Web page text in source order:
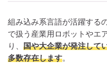
組み込み系言語が活躍する
で扱う産業用ロボットやエ
り、 国や大企業が発注して
多数存在します。